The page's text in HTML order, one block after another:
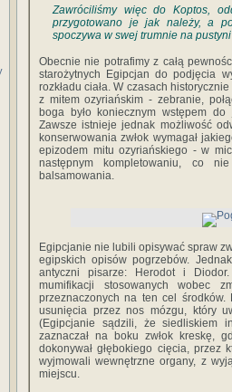
Zawróciliśmy więc do Koptos,
przygotowano je jak należy, a
spoczywa w swej trumnie na
Obecnie nie potrafimy z całą
starożytnych Egipcjan do podjęcia
rozkładu ciała. W czasach
z mitem ozyriańskim - zebranie,
boga było koniecznym wstępem
Zawsze istnieje jednak możliwość
konserwowania zwłok wymagał
epizodem mitu ozyriańskiego - w
następnym kompletowaniu, co
balsamowania.
Egipcjanie nie lubili opisywać spraw
egipskich opisów pogrzebów.
antyczni pisarze: Herodot i
mumifikacji stosowanych wobec
przeznaczonych na ten cel
usunięcia przez nos mózgu, który
(Egipcjanie sądzili, że siedliskiem
zaznaczał na boku zwłok kreskę,
dokonywał głębokiego cięcia,
wyjmowali wewnętrzne organy, z
miejscu.